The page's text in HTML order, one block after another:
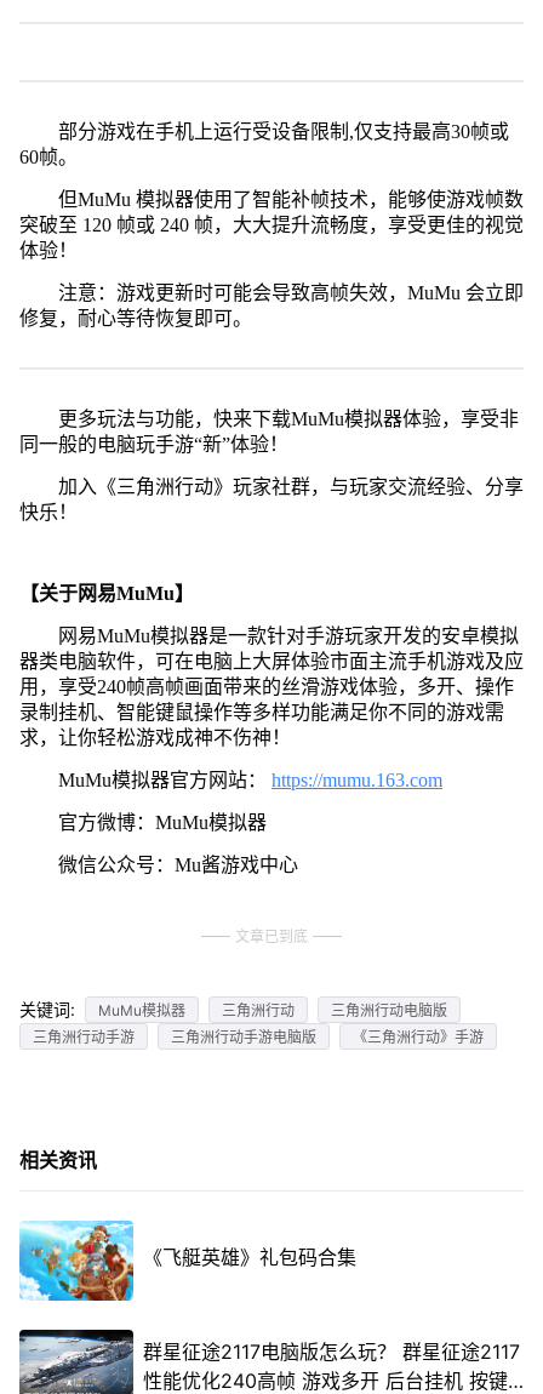
部分游戏在手机上运行受设备限制,仅支持最高30帧或
60帧。
但MuMu 模拟器使用了智能补帧技术，能够使游戏帧数
突破至 120 帧或 240 帧，大大提升流畅度，享受更佳的视觉
体验！
注意：游戏更新时可能会导致高帧失效，MuMu 会立即
修复，耐心等待恢复即可。
更多玩法与功能，快来下载MuMu模拟器体验，享受非
同一般的电脑玩手游“新”体验！
加入《三角洲行动》玩家社群，与玩家交流经验、分享
快乐！
【关于网易MuMu】
网易MuMu模拟器是一款针对手游玩家开发的安卓模拟
器类电脑软件，可在电脑上大屏体验市面主流手机游戏及应
用，享受240帧高帧画面带来的丝滑游戏体验，多开、操作
录制挂机、智能键鼠操作等多样功能满足你不同的游戏需
求，让你轻松游戏成神不伤神！
MuMu模拟器官方网站： https://mumu.163.com
官方微博：MuMu模拟器
微信公众号：Mu酱游戏中心
文章已到底
关键词: MuMu模拟器 三角洲行动
三角洲行动电脑版
三角洲行动手游
三角洲行动手游电脑版 《三角洲行动》手游
相关资讯
《飞艇英雄》礼包码合集
群星征途2117电脑版怎么玩？ 群星征途2117
性能优化240高帧 游戏多开 后台挂机 按键